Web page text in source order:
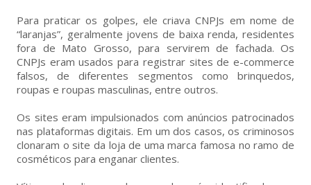
Para praticar os golpes, ele criava CNPJs em nome de
“laranjas”, geralmente jovens de baixa renda, residentes
fora de Mato Grosso, para servirem de fachada. Os
CNPJs eram usados para registrar sites de e-commerce
falsos, de diferentes segmentos como brinquedos,
roupas e roupas masculinas, entre outros.
Os sites eram impulsionados com anúncios patrocinados
nas plataformas digitais. Em um dos casos, os criminosos
clonaram o site da loja de uma marca famosa no ramo de
cosméticos para enganar clientes.